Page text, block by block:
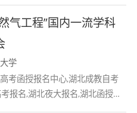
气工程”国内一流学科
学
考函授报名中心,湖北成教自考
报名,湖北夜大报名,湖北函授报